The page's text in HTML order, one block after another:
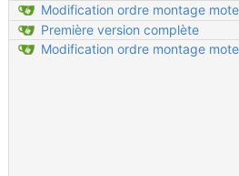
Première version complète